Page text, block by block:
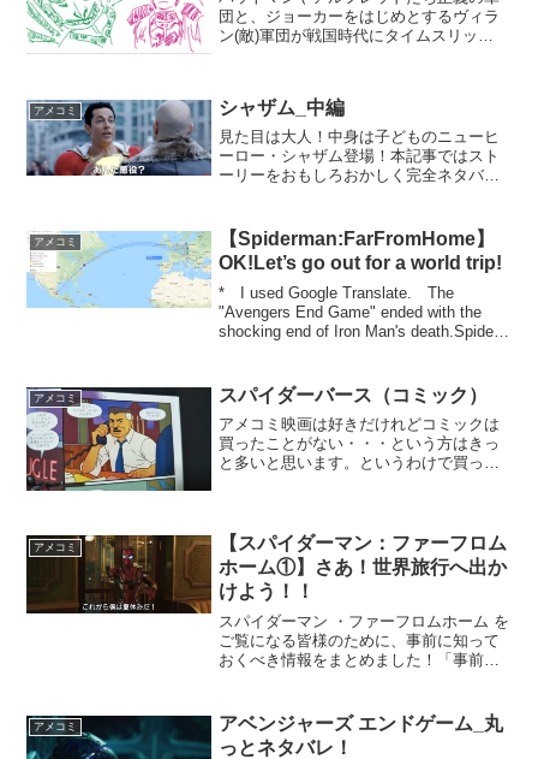
団と、ジョーカーをはじめとするヴィラ
ン(敵)軍団が戦国時代にタイムスリッ
アメコミ シャザム_中編
見た目は大人！中身は子どものニューヒ
ーロー・シャザム登場！本記事ではスト
ーリーをおもしろおかしく完全ネタバレ
アメコミ
【Spiderman:FarFromHome】
OK!Let’s go out for a world trip!
* I used Google Translate. The
"Avengers End Game" ended with the
shocking end of Iron Man's death.Spider-
アメコミ スパイダーバース（コミック）
アメコミ映画は好きだけれどコミックは
買ったことがない・・・という方はきっ
と多いと思います。というわけで買って
アメコミ
【スパイダーマン：ファーフロム
ホーム①】さあ！世界旅行へ出か
けよう！！
スパイダーマン ・ファーフロムホーム を
ご覧になる皆様のために、事前に知って
おくべき情報をまとめました！「事前に
さん情報」の詳細はこちらのサイトに
て！
アメコミ
アベンジャーズ エンドゲーム_丸
っとネタバレ！